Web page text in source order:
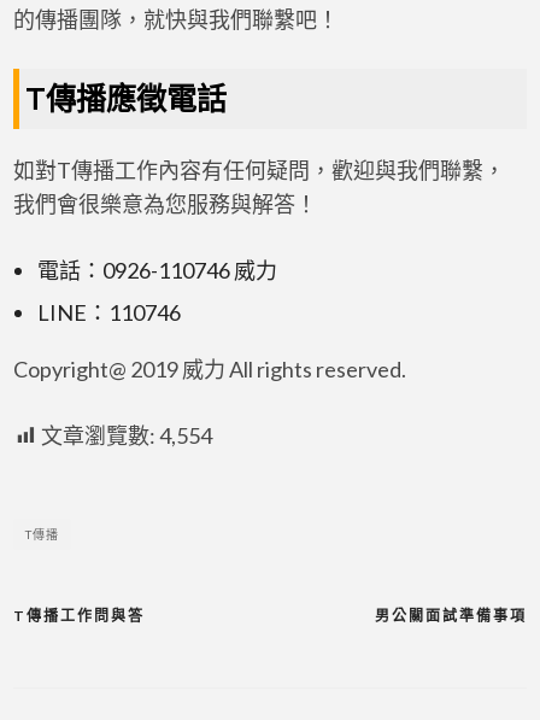
的傳播團隊，就快與我們聯繫吧！
T傳播應徵電話
如對T傳播工作內容有任何疑問，歡迎與我們聯繫，
我們會很樂意為您服務與解答！
電話：0926-110746 威力
LINE：110746
Copyright@ 2019 威力 All rights reserved.
文章瀏覽數:4,554
T傳播
男公關面試準備事項
T傳播工作問與答